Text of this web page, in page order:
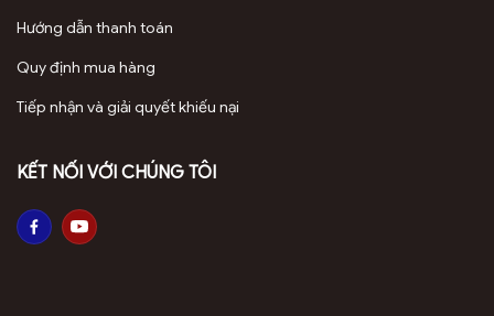
Hướng dẫn thanh toán
Quy định mua hàng
Tiếp nhận và giải quyết khiếu nại
KẾT NỐI VỚI CHÚNG TÔI